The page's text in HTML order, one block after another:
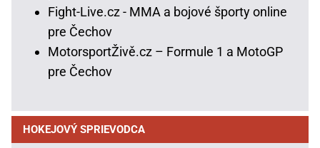
Fight-Live.cz - MMA a bojové športy online
pre Čechov
MotorsportŽivě.cz – Formule 1 a MotoGP
pre Čechov
HOKEJOVÝ SPRIEVODCA